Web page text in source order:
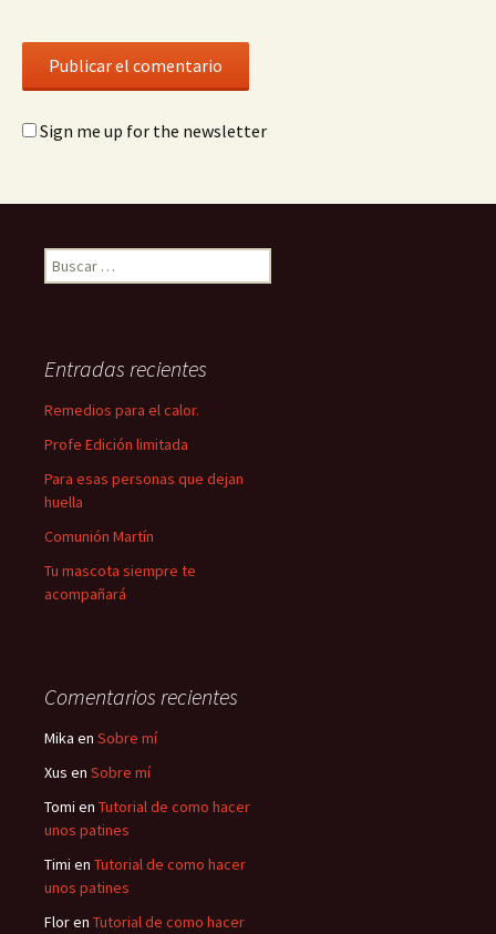
Sign me up for the newsletter
Buscar:
Entradas recientes
Remedios para el calor.
Profe Edición limitada
Para esas personas que dejan
huella
Comunión Martín
Tu mascota siempre te
acompañará
Comentarios recientes
Mika en Sobre mí
Xus en Sobre mí
Tomi en Tutorial de como hacer
unos patines
Timi en Tutorial de como hacer
unos patines
Floren Tutorial de como hacer